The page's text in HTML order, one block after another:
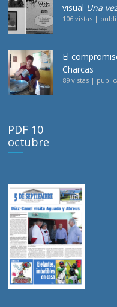
visual Una
106 vistas |
El
Charcas
89 vistas |
PDF 10
octubre